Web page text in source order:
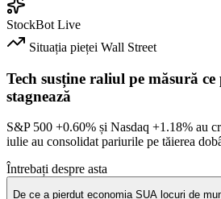
StockBot Live
Situația pieței Wall Street
Tech susține raliul pe măsură
stagnează
S&P 500 +0.60% și Nasdaq +1.18% au
iulie au consolidat pariurile pe tăierea
Întrebați despre asta
De ce a pierdut economia SUA locuri de